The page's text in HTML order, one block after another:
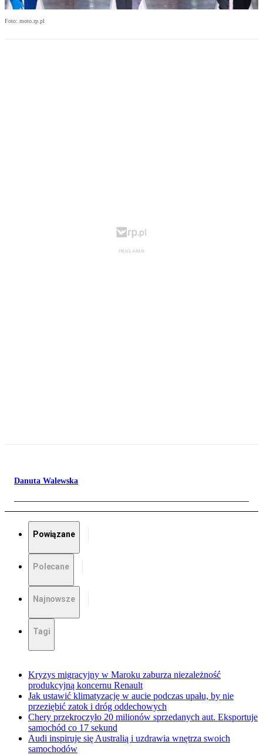
Foto: moto.rp.pl
Danuta Walewska
Powiązane
Polecane
Najnowsze
Tagi
Kryzys migracyjny w Maroku zaburza niezależność
produkcyjną koncernu Renault
Jak ustawić klimatyzację w aucie podczas upału, by nie
przeziębić zatok i dróg oddechowych
Chery przekroczyło 20 milionów sprzedanych aut. Eksportuje
samochód co 17 sekund
Audi inspiruje się Australią i uzdrawia wnętrza swoich
samochodów